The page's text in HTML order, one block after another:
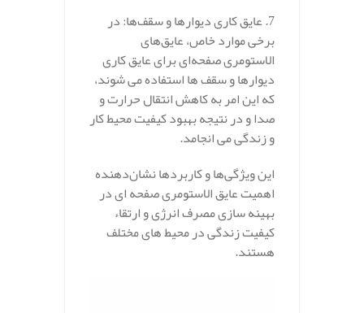
7. عایق‌ کاری دیوارها و سقف‌ها: در
برخی موارد خاص، عایق‌های
الاستومری صفحه‌ای برای عایق‌ کاری
دیوارها و سقف‌ ها استفاده می‌ شوند،
که این امر به کاهش انتقال حرارت و
صدا و در نتیجه بهبود کیفیت محیط کار
و زندگی می‌ انجامد.
این ویژگی‌ها و کاربردها نشان‌دهنده
اهمیت عایق‌ الاستومری صفحه‌ ای در
بهینه‌ سازی مصرف انرژی و ارتقاء
کیفیت زندگی در محیط‌ های مختلف
هستند.